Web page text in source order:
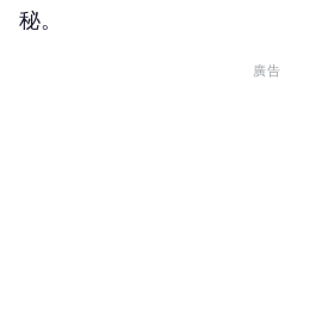
秘。
廣告